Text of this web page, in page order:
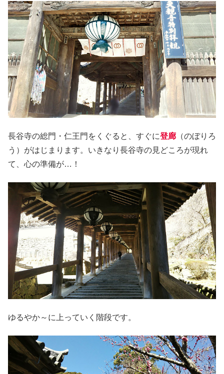
長谷寺の総門・仁王門をくぐると、すぐに登廊 （のぼりろ
う）がはじまります。いきなり長谷寺の見どころが現れ
て、心の準備が…！
ゆるやか～に上っていく階段です。